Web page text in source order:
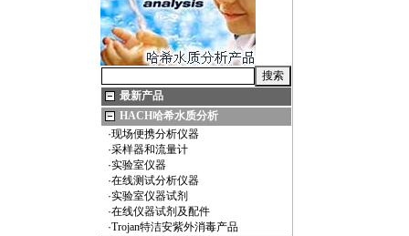
最新产品
HACH哈希水质分析
·现场便携分析仪器
·采样器和流量计
·实验室仪器
·在线测试分析仪器
·实验室仪器试剂
·在线仪器试剂及配件
·Trojan特洁安紫外消毒产品